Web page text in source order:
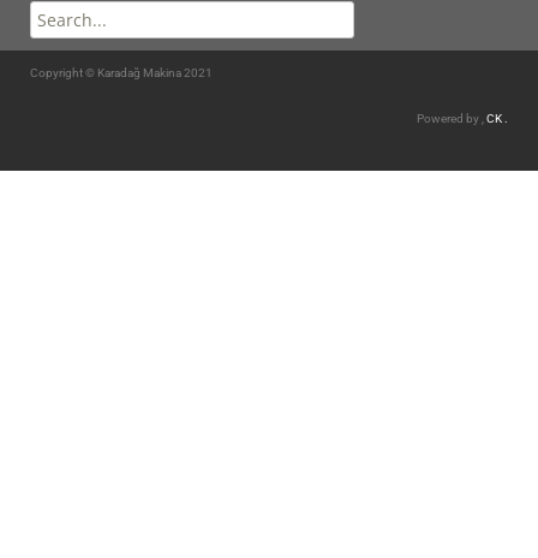
Copyright © Karadağ Makina 2021
Powered by , CK .